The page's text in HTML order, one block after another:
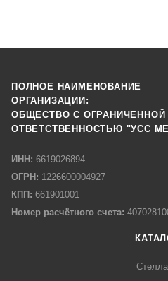
ПОЛНОЕ НАИМЕНОВАНИЕ
ОРГАНИЗАЦИИ:
ОБЩЕСТВО С ОГРАНИЧЕННОЙ
ОТВЕТСТВЕННОСТЬЮ "УСС
ИНН: 6619026894
ОГРН: 1226600004927
КПП: 661901001
Номер расчётного счета: